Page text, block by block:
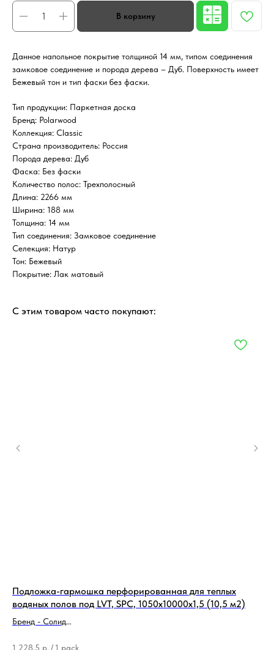
Данное напольное покрытие толщиной 14 мм, типом соединения
замковое соединение и порода дерева – Дуб. Поверхность имеет
Бежевый тон и тип фаски без фаски.
Тип продукции: Паркетная доска
Бренд: Polarwood
Коллекция: Classic
Страна производитель: Россия
Порода дерева: Дуб
Фаска: Без фаски
Количество полос: Трехполосный
Длина: 2266 мм
Ширина: 188 мм
Толщина: 14 мм
Тип соединения: Замковое соединение
Селекция: Натур
Тон: Бежевый
Покрытие: Лак матовый
С этим товаром часто покупают:
Подложка-гармошка перфорированная для теплых
водяных полов под LVT, SPC, 1050х10000х1,5 (10,5 м2)
Бренд - Солид
1 228,5 р. / 1 pack